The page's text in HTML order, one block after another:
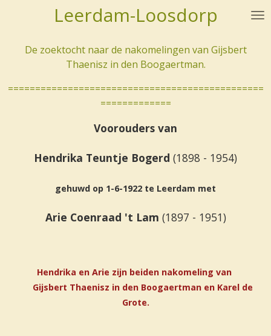
Leerdam-Loosdorp
De zoektocht naar de nakomelingen van Gijsbert
Thaenisz in den Boogaertman.
===============================================
=============
Voorouders van
Hendrika Teuntje Bogerd (1898 - 1954)
gehuwd op 1-6-1922 te Leerdam met
Arie Coenraad 't Lam (1897 - 1951)
Hendrika en Arie zijn beiden nakomeling van
Gijsbert Thaenisz in den Boogaertman en Karel de
Grote.